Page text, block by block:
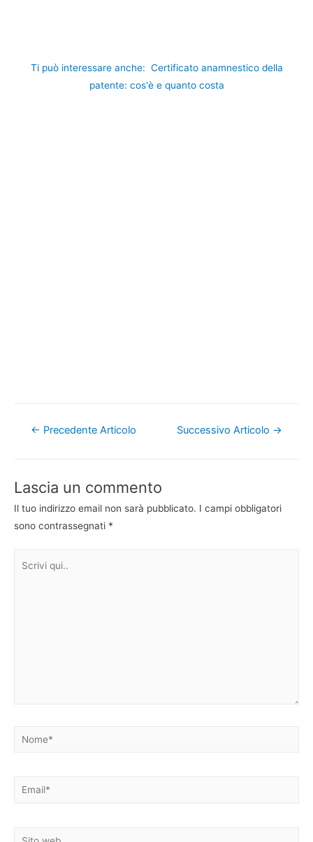
Ti può interessare anche: Certificato anamnestico della
patente: cos'è e quanto costa
Navigazione
← Precedente Articolo Successivo Articolo →
Lascia un commento
Il tuo indirizzo email non sarà pubblicato. I campi obbligatori
sono contrassegnati *
Nome*
Email*
Sito